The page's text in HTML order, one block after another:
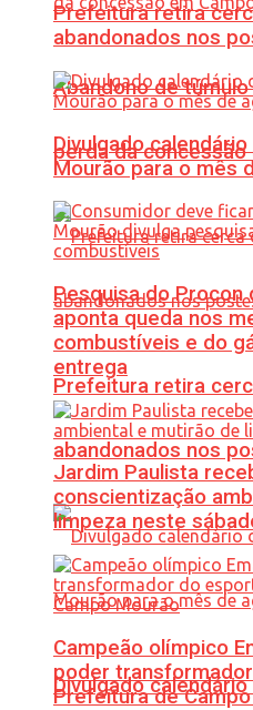
Abandono de
perda da concessão
Prefeitura retira
abandonados nos
Divulgado
Prefeitura retira
abandonados nos
Divulgado
Mourão para o mês
Pesquisa do Procon
aponta queda nos
combustíveis e do
entrega
Jardim Paulista
conscientização
limpeza neste
Campeão olímpico
poder
Prefeitura de